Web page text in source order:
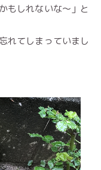
もしれないな〜」と
れてしまっていまし